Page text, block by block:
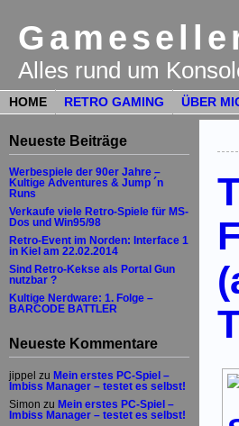
Alles rund um
HOME RETRO GAMING ÜBER
Neueste Beiträge
Werbespiele der 90er Jahre –
Kultige Adventures & Jump ´n
Runs
Verkaufe viele Retro-Spiele für MS-
Dos und Win95/98
Retro-Event im Norden: Interface 1
in Kiel am 22.02.2014
Sind Retro-Kekse als Portal Gun
nutzbar ?
Kultige Nerdware: 1. Folge –
BARCODE BATTLER
Neueste Kommentare
jippel zu Mein erstes PC-Spiel –
Imbiss Manager – testet es selbst!
Simon zu Mein erstes PC-Spiel –
Imbiss Manager – testet es selbst!